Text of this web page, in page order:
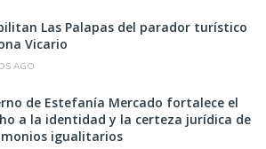
Las Palapas del parador turístico
Vicario
AGO
de Estefanía Mercado fortalece el
a la identidad y la certeza jurídica de
igualitarios